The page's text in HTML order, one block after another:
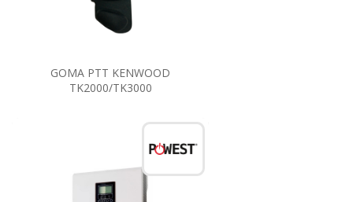
GOMA PTT KENWOOD
TK2000/TK3000